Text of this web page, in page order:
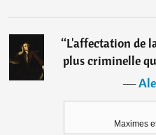
“L'affectation de
plus criminelle
―
Maximes